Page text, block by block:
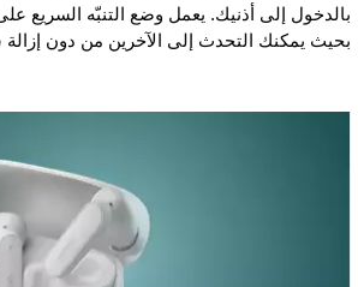
بالدخول إلى أذنيك. يعمل وضع التنبّه السريع
بحيث يمكنك التحدث إلى الآخرين من دون